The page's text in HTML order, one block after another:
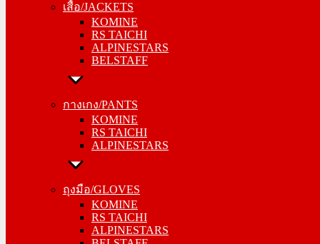
เสื้อ/JACKETS
KOMINE
RS TAICHI
ALPINESTARS
BELSTAFF
กางเกง/PANTS
KOMINE
RS TAICHI
ALPINESTARS
ถุงมือ/GLOVES
KOMINE
RS TAICHI
ALPINESTARS
RS TAICHI
ALPINESTARS
BELSTAFF
กางเกง/PANTS
RS TAICHI
ALPINESTARS
ถุงมือ/GLOVES
RS TAICHI
ALPINESTARS
BELSTAFF